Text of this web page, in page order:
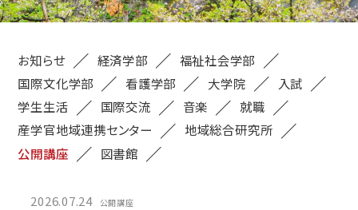
お知らせ 経済学部
福祉社会学部
国際文化学部
看護学部 大学院
入試
学生生活
国際交流 音楽
就職
産学官地域連携センター
地域総合研究所
公開講座
図書館
2026.07.24 公開講座